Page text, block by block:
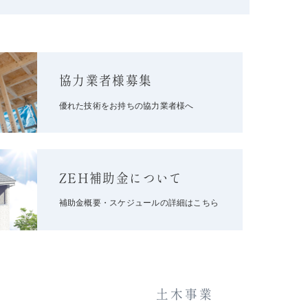
協力業者様募集
優れた技術をお持ちの協力業者様へ
ZEH補助金について
補助金概要・スケジュールの詳細はこちら
土木事業